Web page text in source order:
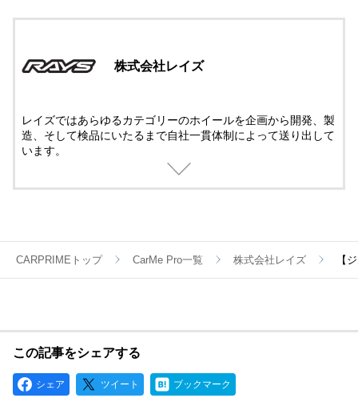
株式会社レイズ
レイズではあらゆるカテゴリーのホイールを企画から開発、製
造、そして検品にいたるまで自社一貫体制によって送り出して
います。
CARPRIMEトップ CarMe Pro一覧 株式会社レイズ 【
この記事をシェアする
シェア ツイート ブックマーク